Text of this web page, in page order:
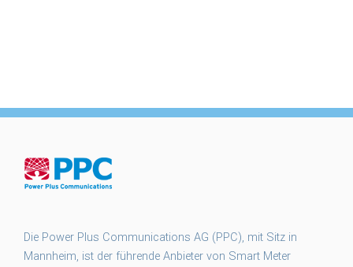
Die Power Plus Communications AG (PPC), mit Sitz in
Mannheim, ist der führende Anbieter von Smart Meter